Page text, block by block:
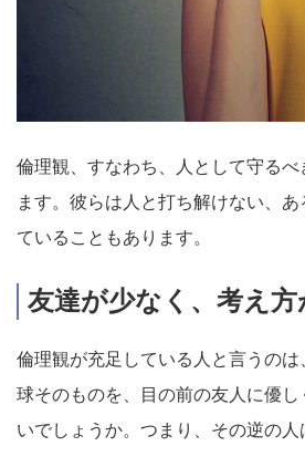
倫理観、すなわち、人として守る
ます。彼らは人と打ち解けない、
ていることもあります。
友達が少なく、考え
倫理観が充足している人と言うの
球そのものを、目の前の友人に優
いでしょうか。つまり、その逆の